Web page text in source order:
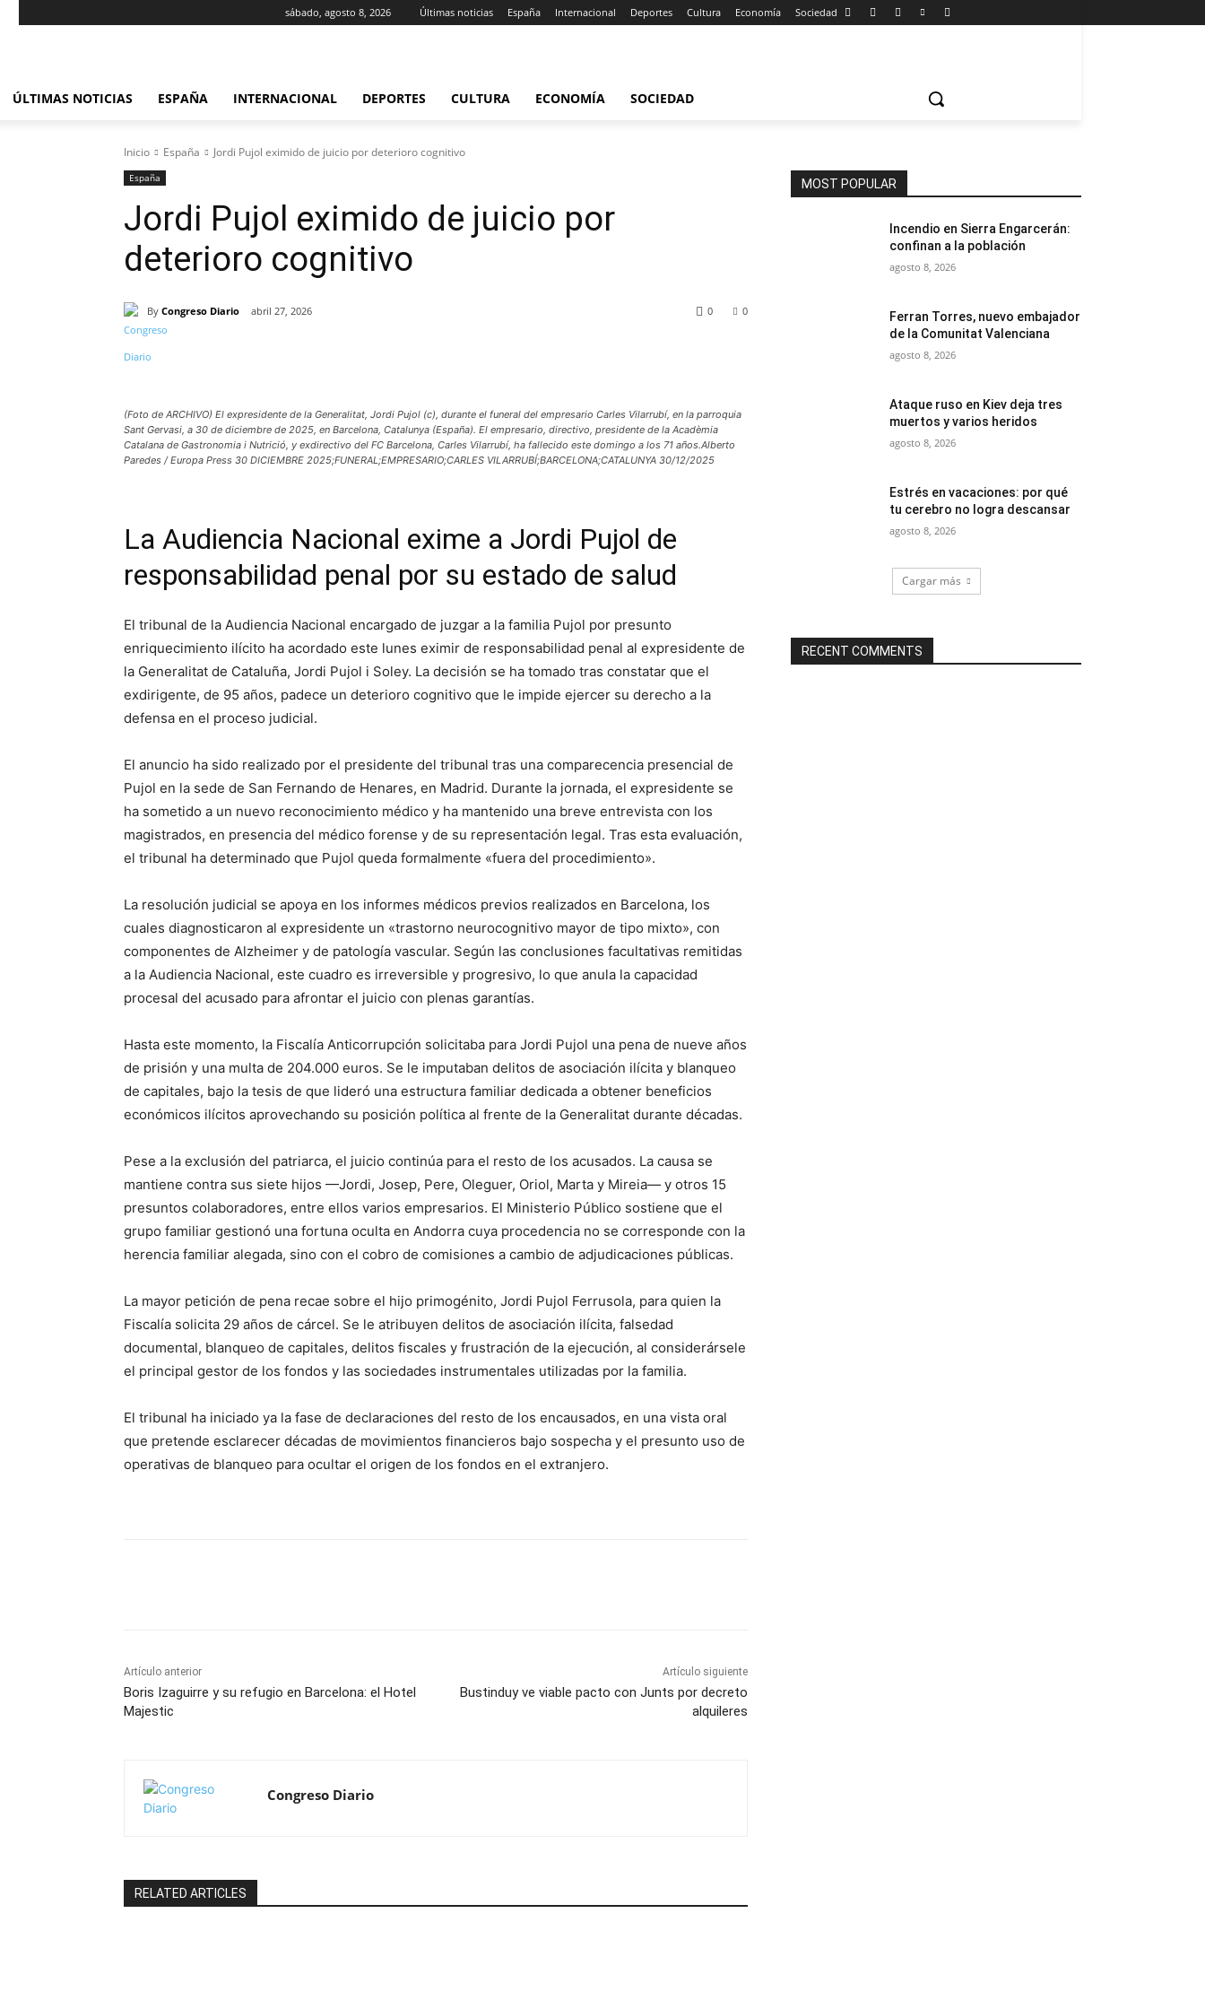
sábado, agosto 8, 2026 Últimas noticias España Internacional Deportes Cultura Economía Sociedad
ÚLTIMAS NOTICIAS ESPAÑA INTERNACIONAL DEPORTES CULTURA ECONOMÍA SOCIEDAD
Inicio España Jordi Pujol eximido de juicio por deterioro cognitivo
España
Jordi Pujol eximido de juicio por
deterioro cognitivo
By Congreso Diario abril 27, 2026 0
0
(Foto de ARCHIVO) El expresidente de la Generalitat, Jordi Pujol (c), durante el funeral del empresario Carles Vilarrubí, en la parroquia
Sant Gervasi, a 30 de diciembre de 2025, en Barcelona, Catalunya (España). El empresario, directivo, presidente de la Acadèmia
Catalana de Gastronomia i Nutrició, y exdirectivo del FC Barcelona, Carles Vilarrubí, ha fallecido este domingo a los 71 años.Alberto
Paredes / Europa Press 30 DICIEMBRE 2025;FUNERAL;EMPRESARIO;CARLES VILARRUBÍ;BARCELONA;CATALUNYA 30/12/2025
La Audiencia Nacional exime a Jordi Pujol de
responsabilidad penal por su estado de salud
El tribunal de la Audiencia Nacional encargado de juzgar a la familia Pujol por presunto
enriquecimiento ilícito ha acordado este lunes eximir de responsabilidad penal al expresidente de
la Generalitat de Cataluña, Jordi Pujol i Soley. La decisión se ha tomado tras constatar que el
exdirigente, de 95 años, padece un deterioro cognitivo que le impide ejercer su derecho a la
defensa en el proceso judicial.
El anuncio ha sido realizado por el presidente del tribunal tras una comparecencia presencial de
Pujol en la sede de San Fernando de Henares, en Madrid. Durante la jornada, el expresidente se
ha sometido a un nuevo reconocimiento médico y ha mantenido una breve entrevista con los
magistrados, en presencia del médico forense y de su representación legal. Tras esta evaluación,
el tribunal ha determinado que Pujol queda formalmente «fuera del procedimiento».
La resolución judicial se apoya en los informes médicos previos realizados en Barcelona, los
cuales diagnosticaron al expresidente un «trastorno neurocognitivo mayor de tipo mixto», con
componentes de Alzheimer y de patología vascular. Según las conclusiones facultativas remitidas
a la Audiencia Nacional, este cuadro es irreversible y progresivo, lo que anula la capacidad
procesal del acusado para afrontar el juicio con plenas garantías.
Hasta este momento, la Fiscalía Anticorrupción solicitaba para Jordi Pujol una pena de nueve años
de prisión y una multa de 204.000 euros. Se le imputaban delitos de asociación ilícita y blanqueo
de capitales, bajo la tesis de que lideró una estructura familiar dedicada a obtener beneficios
económicos ilícitos aprovechando su posición política al frente de la Generalitat durante décadas.
Pese a la exclusión del patriarca, el juicio continúa para el resto de los acusados. La causa se
mantiene contra sus siete hijos —Jordi, Josep, Pere, Oleguer, Oriol, Marta y Mireia— y otros 15
presuntos colaboradores, entre ellos varios empresarios. El Ministerio Público sostiene que el
grupo familiar gestionó una fortuna oculta en Andorra cuya procedencia no se corresponde con la
herencia familiar alegada, sino con el cobro de comisiones a cambio de adjudicaciones públicas.
La mayor petición de pena recae sobre el hijo primogénito, Jordi Pujol Ferrusola, para quien la
Fiscalía solicita 29 años de cárcel. Se le atribuyen delitos de asociación ilícita, falsedad
documental, blanqueo de capitales, delitos fiscales y frustración de la ejecución, al considerársele
el principal gestor de los fondos y las sociedades instrumentales utilizadas por la familia.
El tribunal ha iniciado ya la fase de declaraciones del resto de los encausados, en una vista oral
que pretende esclarecer décadas de movimientos financieros bajo sospecha y el presunto uso de
operativas de blanqueo para ocultar el origen de los fondos en el extranjero.
Artículo anterior
Boris Izaguirre y su refugio en Barcelona: el Hotel
Majestic
Artículo siguiente
Bustinduy ve viable pacto con Junts por decreto
alquileres
Congreso Diario
RELATED ARTICLES
MOST POPULAR
Incendio en Sierra Engarcerán:
confinan a la población
agosto 8, 2026
Ferran Torres, nuevo embajador
de la Comunitat Valenciana
agosto 8, 2026
Ataque ruso en Kiev deja tres
muertos y varios heridos
agosto 8, 2026
Estrés en vacaciones: por qué
tu cerebro no logra descansar
agosto 8, 2026
Cargar más
RECENT COMMENTS